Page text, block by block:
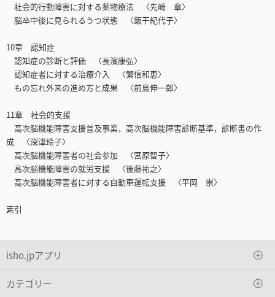
社会的行動障害に対する薬物療法 〈先崎 章〉
脳卒中後に見られるうつ状態 〈飯干紀代子〉
10章 認知症
認知症の診断と評価 〈長濱康弘〉
認知症者に対する治療介入 〈繁信和恵〉
もの忘れ外来の進め方と成果 〈前島伸一郎〉
11章 社会的支援
高次脳機能障害支援普及事業，高次脳機能障害診断基準，診断書の作
成 〈深津玲子〉
高次脳機能障害者の社会参加 〈宮原智子〉
高次脳機能障害の就労支援 〈後藤祐之〉
高次脳機能障害者に対する自動車運転支援 〈平岡 崇〉
索引
isho.jpアプリ
カテゴリー